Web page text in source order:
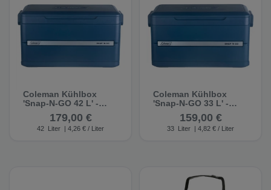
Coleman Kühlbox
'Snap-N-GO 42 L' -
Kühlbox179,00 €
42 Liter | 4,26 € / Liter
Coleman Kühlbox
'Snap-N-GO 33 L' -
Kühlbox159,00 €
33 Liter | 4,82 € / Liter